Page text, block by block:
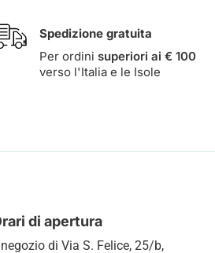
Spedizione gratuita
Per ordini superiori ai € 100
verso l'Italia e le Isole
di apertura
negozio di Via S. Felice, 25/b,